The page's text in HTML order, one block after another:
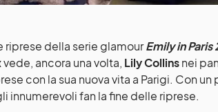
della serie glamourEmily in Paris
vede, ancora una volta, Lily Collinsnei
con la sua nuova vita a Parigi. Con un
innumerevoli fan la fine delle riprese.